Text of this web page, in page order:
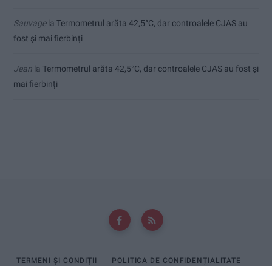
Sauvagela Termometrul arăta 42,5°C, dar controalele CJAS au
fost și mai fierbinți
Jean la Termometrul arăta 42,5°C, dar controalele CJAS au fost și
mai fierbinți
TERMENI ȘI CONDIȚII POLITICA DE CONFIDENȚIALITATE